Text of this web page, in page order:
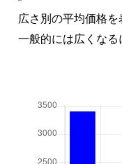
広さ別の平均価格を
一般的には広くなる